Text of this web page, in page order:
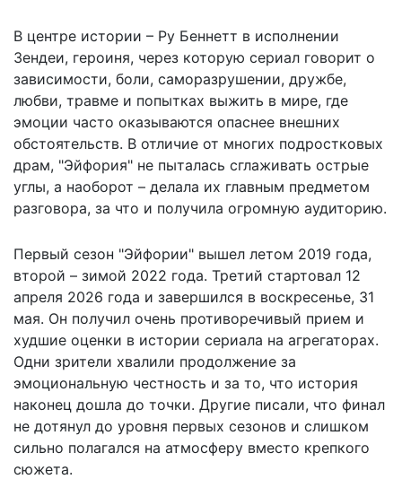
В центре истории – Ру Беннетт в исполнении
Зендеи, героиня, через которую сериал говорит о
зависимости, боли, саморазрушении, дружбе,
любви, травме и попытках выжить в мире, где
эмоции часто оказываются опаснее внешних
обстоятельств. В отличие от многих подростковых
драм, "Эйфория" не пыталась сглаживать острые
углы, а наоборот – делала их главным предметом
разговора, за что и получила огромную аудиторию.
Первый сезон "Эйфории" вышел летом 2019 года,
второй – зимой 2022 года. Третий стартовал 12
апреля 2026 года и завершился в воскресенье, 31
мая. Он получил очень противоречивый прием и
худшие оценки в истории сериала на агрегаторах.
Одни зрители хвалили продолжение за
эмоциональную честность и за то, что история
наконец дошла до точки. Другие писали, что финал
не дотянул до уровня первых сезонов и слишком
сильно полагался на атмосферу вместо крепкого
сюжета.